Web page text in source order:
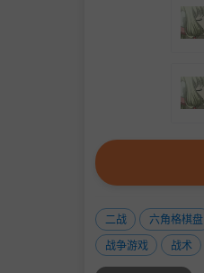
二战 六角格棋盘
战争游戏
战术